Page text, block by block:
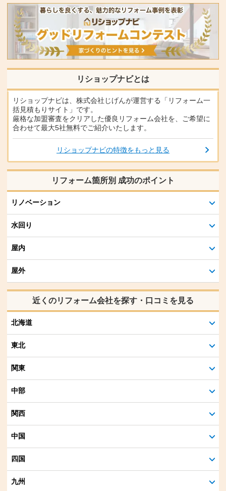
リショップナビとは
リショップナビは、株式会社じげんが運営する「リフォーム一
括見積もりサイト」です。
厳格な加盟審査をクリアした優良リフォーム会社を、ご希望に
合わせて最大5社無料でご紹介いたします。
リショップナビの特徴をもっと見る
リフォーム箇所別 成功のポイント
リノベーション
水回り
屋内
屋外
近くのリフォーム会社を探す・口コミを見る
北海道
東北
関東
中部
関西
中国
四国
九州